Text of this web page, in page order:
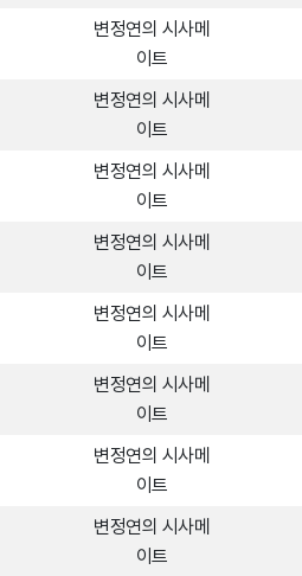
변정연의 시사메
이트
변정연의 시사메
이트
변정연의 시사메
이트
변정연의 시사메
이트
변정연의 시사메
이트
변정연의 시사메
이트
변정연의 시사메
이트
변정연의 시사메
이트